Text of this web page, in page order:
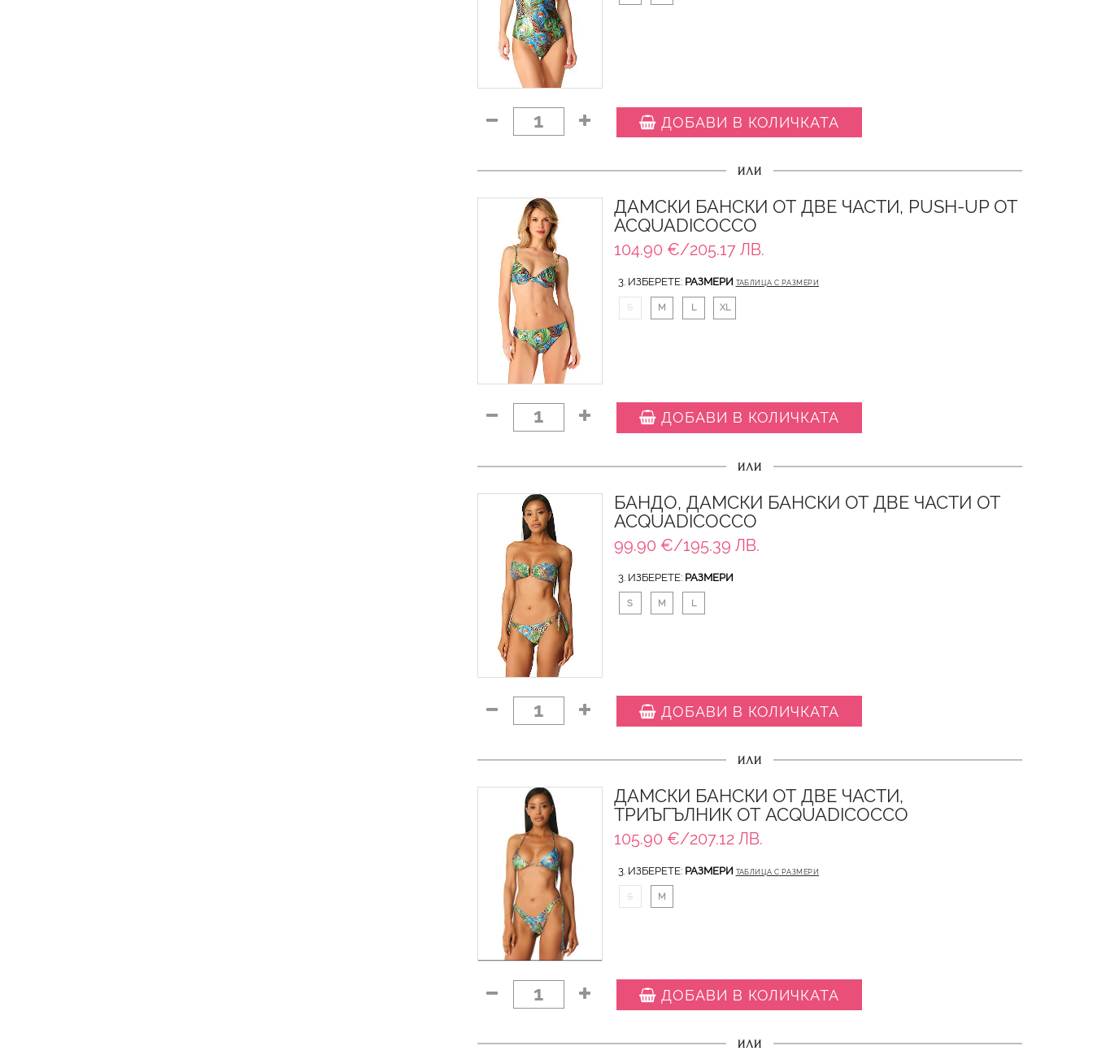
1 ДОБАВИ В КОЛИЧКАТА
ИЛИ
ДАМСКИ БАНСКИ ОТ ДВЕ ЧАСТИ, PUSH-UP ОТ
ACQUADICOCCO
104.90 €/205.17 ЛВ.
3. ИЗБЕРЕТЕ: РАЗМЕРИ ТАБЛИЦА С РАЗМЕРИ
S M L XL
1 ДОБАВИ В КОЛИЧКАТА
ИЛИ
БАНДО, ДАМСКИ БАНСКИ ОТ ДВЕ ЧАСТИ ОТ
ACQUADICOCCO
99.90 €/195.39 ЛВ.
3. ИЗБЕРЕТЕ: РАЗМЕРИ
S M L
1 ДОБАВИ В КОЛИЧКАТА
ИЛИ
ДАМСКИ БАНСКИ ОТ ДВЕ ЧАСТИ,
ТРИЪГЪЛНИК ОТ ACQUADICOCCO
105.90 €/207.12 ЛВ.
3. ИЗБЕРЕТЕ: РАЗМЕРИ ТАБЛИЦА С РАЗМЕРИ
S M
1 ДОБАВИ В КОЛИЧКАТА
ИЛИ